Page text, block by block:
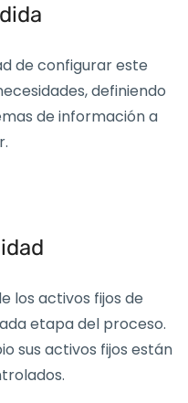
de configurar este
definiendo
de información a
los activos fijos de
etapa del proceso.
sus activos fijos están